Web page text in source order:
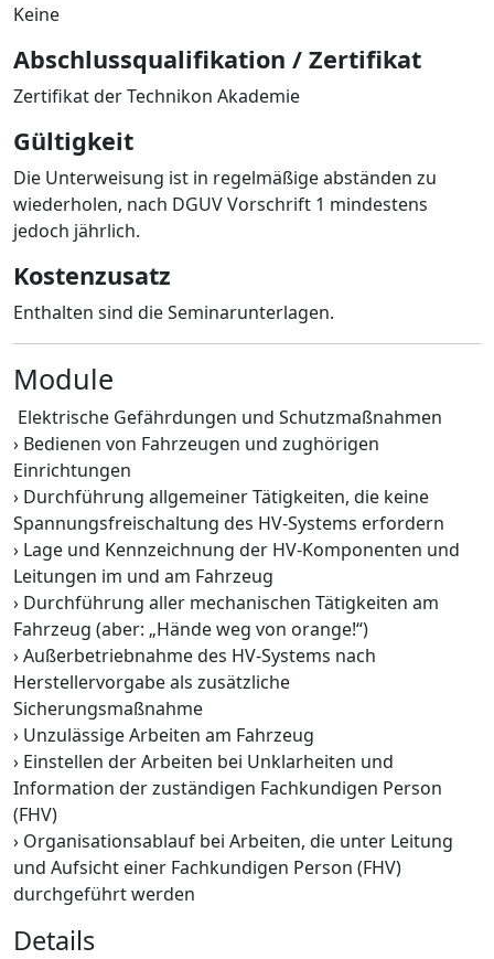
Keine
Abschlussqualifikation / Zertifikat
Zertifikat der Technikon Akademie
Gültigkeit
Die Unterweisung ist in regelmäßige abständen zu
wiederholen, nach DGUV Vorschrift 1 mindestens
jedoch jährlich.
Kostenzusatz
Enthalten sind die Seminarunterlagen.
Module
Elektrische Gefährdungen und Schutzmaßnahmen
› Bedienen von Fahrzeugen und zughörigen
Einrichtungen
› Durchführung allgemeiner Tätigkeiten, die keine
Spannungsfreischaltung des HV-Systems erfordern
› Lage und Kennzeichnung der HV-Komponenten und
Leitungen im und am Fahrzeug
› Durchführung aller mechanischen Tätigkeiten am
Fahrzeug (aber: „Hände weg von orange!“)
› Außerbetriebnahme des HV-Systems nach
Herstellervorgabe als zusätzliche
Sicherungsmaßnahme
› Unzulässige Arbeiten am Fahrzeug
› Einstellen der Arbeiten bei Unklarheiten und
Information der zuständigen Fachkundigen Person
(FHV)
› Organisationsablauf bei Arbeiten, die unter Leitung
und Aufsicht einer Fachkundigen Person (FHV)
durchgeführt werden
Details